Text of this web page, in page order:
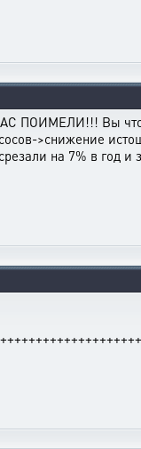
Вы что, до
>снижение
на 7% в год